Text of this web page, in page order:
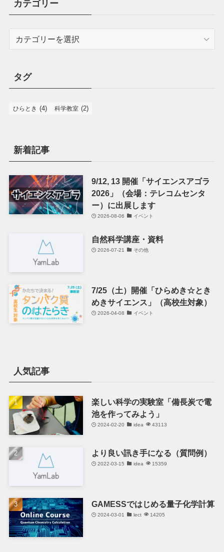
カテゴリー
ー
タグ
ひらとき (4) 科学教室 (2)
新着記事
9/12, 13 開催「サイエンスアゴラ
2026」（会場：テレコムセンタ
ー）に出展します
2026-08-06 イベント
自然科学講座・資料
2026-07-21 その他
7/25（土）開催「ひらめき☆とき
めきサイエンス」（高校生対象）
2026-04-08 イベント
人気記事
楽しい科学の実験室「備長炭で電
池を作ってみよう」
2024-02-20 idea 43113
より良い訊き手になる（質問例）
2022-03-15 idea 15359
GAMESSではじめる量子化学計算
2024-03-01 lect 14205